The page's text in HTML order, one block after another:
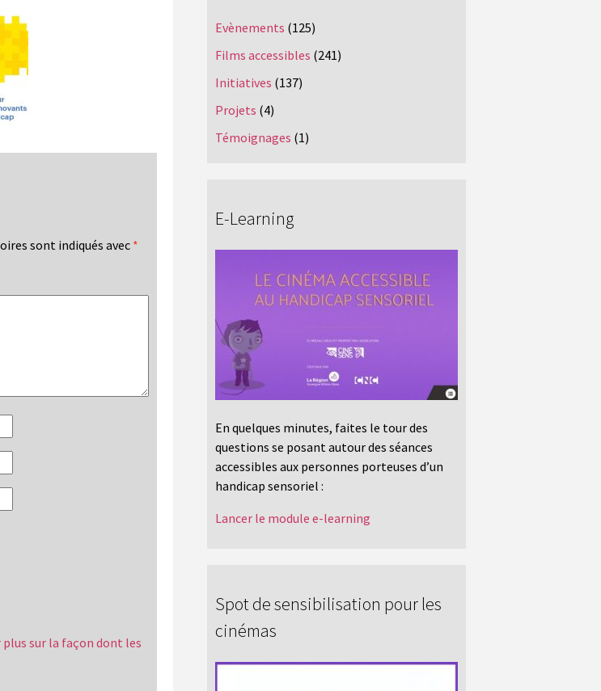
sont indiqués avec *
plus sur la façon dont les
Evènements (125)
Films accessibles (241)
Initiatives (137)
Projets (4)
Témoignages (1)
E-Learning
En quelques minutes, faites le tour des
questions se posant autour des séances
accessibles aux personnes porteuses d’un
handicap sensoriel :
Lancer le module e-learning
Spot de sensibilisation pour les
cinémas